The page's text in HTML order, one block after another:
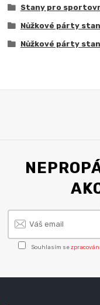
Stany pro
Nůžkové párty
Nůžkové párty
Souhlasím se